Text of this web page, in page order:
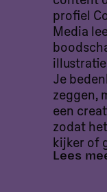
profiel
Media
Je
zeggen,
een
zodat
kijker of
Lees